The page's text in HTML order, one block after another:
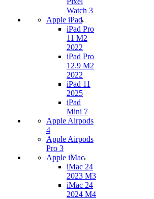
Watch 3
Apple iPad
iPad Pro
11 M2
2022
iPad Pro
12.9 M2
2022
iPad 11
2025
iPad
Mini 7
Apple Airpods
4
Apple Airpods
Pro 3
Apple iMac
iMac 24
2023 M3
iMac 24
2024 M4